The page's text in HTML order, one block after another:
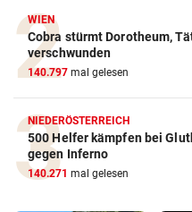
WIEN
Cobra stürmt Dorotheum,
verschwunden
140.797 mal gelesen
NIEDERÖSTERREICH
500 Helfer kämpfen bei
gegen Inferno
140.271 mal gelesen